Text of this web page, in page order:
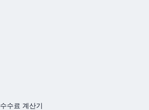
수료 계산기